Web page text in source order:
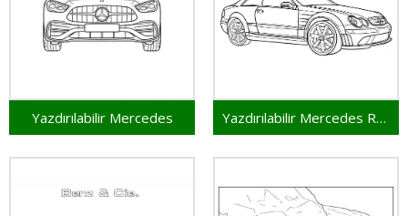
Yazdırılabilir Mercedes Yazdırılabilir Mercedes Resim